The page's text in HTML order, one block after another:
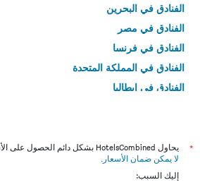
الفنادق في البحرين
الفنادق في مصر
الفنادق في فرنسا
الفنادق في المملكة المتحدة
الفنادق في إيطاليا
*
يحاول HotelsCombined بشكل دائم الحصول على الأسعار الدقيقة، ولكن
لا يمكن ضمان الأسعار .
إليك السبب: